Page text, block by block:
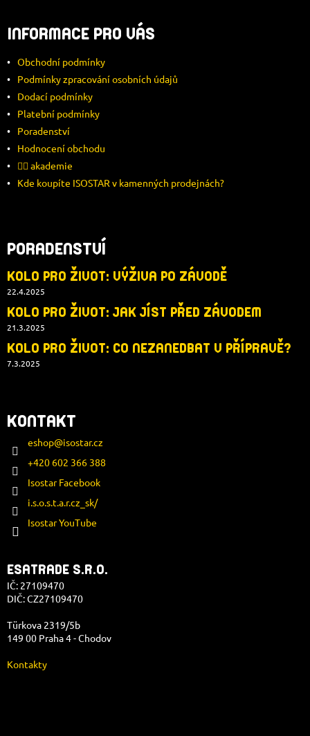
P
A
T
INFORMACE PRO VÁS
Obchodní podmínky
Podmínky zpracování osobních údajů
Dodací podmínky
Platební podmínky
Poradenství
Hodnocení obchodu
🚴‍♂️ akademie
Kde koupíte ISOSTAR v kamenných prodejnách?
PORADENSTVÍ
KOLO PRO ŽIVOT: VÝŽIVA PO ZÁVODĚ
22.4.2025
KOLO PRO ŽIVOT: JAK JÍST PŘED ZÁVODEM
21.3.2025
KOLO PRO ŽIVOT: CO NEZANEDBAT V PŘÍPRAVĚ?
7.3.2025
KONTAKT
eshop@isostar.cz
+420 602 366 388
Isostar Facebook
i.s.o.s.t.a.r.cz_sk/
Isostar YouTube
ESATRADE S.R.O.
IČ: 27109470
DIČ: CZ27109470
Türkova 2319/5b
149 00 Praha 4 - Chodov
Kontakty